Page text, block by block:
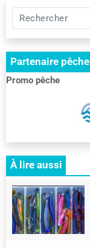
Rechercher
Pêche
chasse
:
le
chasseurs
Partenaire pêche
Promo pêche
À lire aussi